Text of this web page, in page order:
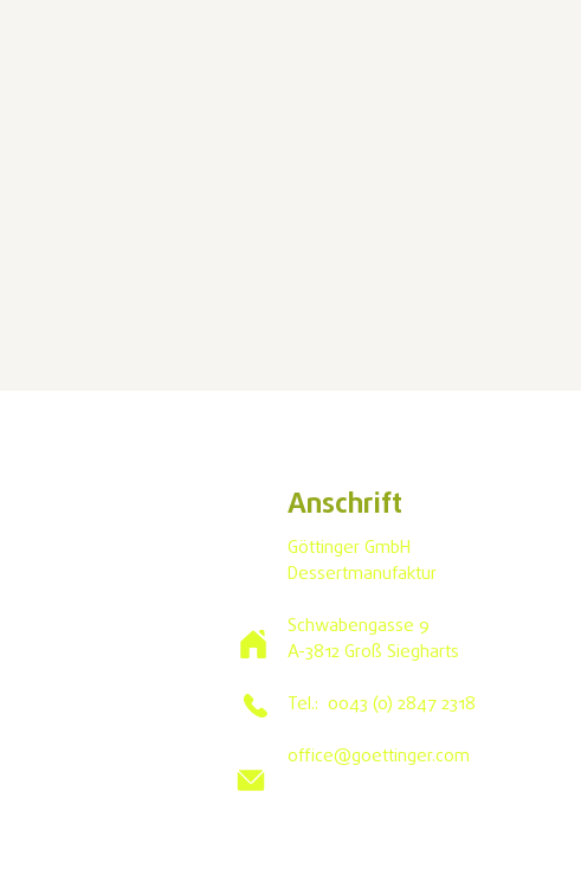
Anschrift
Göttinger GmbH
Dessertmanufaktur
Schwabengasse 9
A-3812 Groß Siegharts
Tel.: 0043 (0) 2847 2318
office@goettinger.com